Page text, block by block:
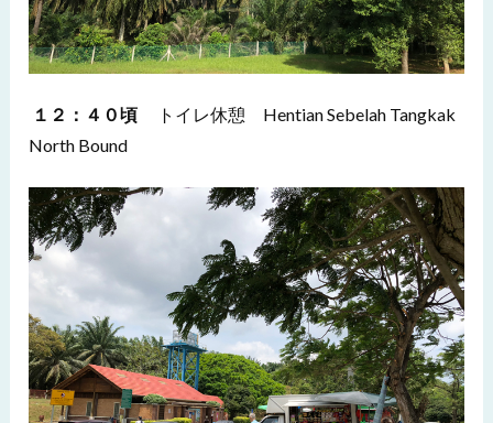
１２：４０頃
トイレ休憩 Hentian Sebelah Tangkak
North Bound